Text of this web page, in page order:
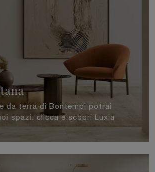
da terra di Bontempi potrai
spazi: clicca e scopri Luxia